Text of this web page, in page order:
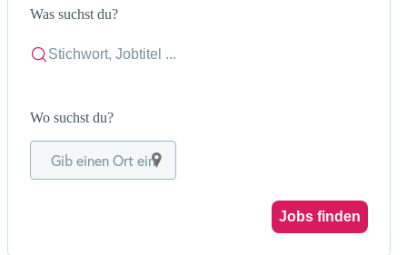
Was suchst du?
Wo suchst du?
Gib einen Ort ein
Jobs finden